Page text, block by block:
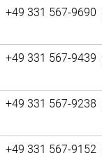
+49 331 567-9690
+49 331 567-9439
+49 331 567-9238
+49 331 567-9152